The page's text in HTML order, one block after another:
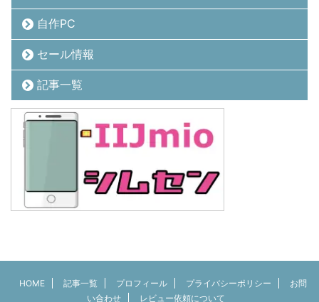
自作PC
セール情報
記事一覧
HOME 記事一覧 プロフィール プライバシーポリシー
お問
い合わせ
レビュー依頼について